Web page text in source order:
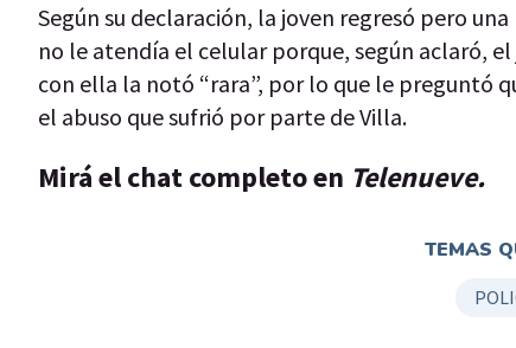
Según su declaración, la joven regresó pero
no le atendía el celular porque, según aclaró,
con ella la notó “rara”, por lo que le preguntó
el abuso que sufrió por parte de Villa.
Mirá el chat completo en Telenueve.
TEMAS